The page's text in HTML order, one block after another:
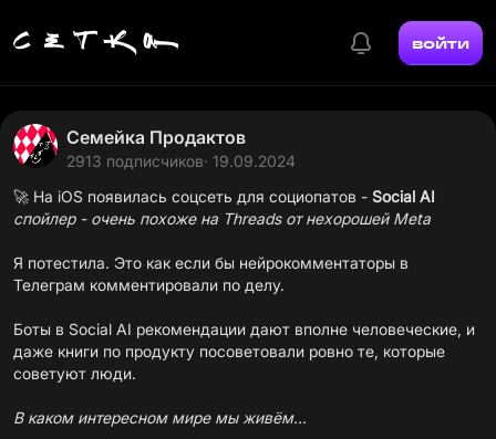
войти
Семейка Продактов
2913 подписчиков· 19.09.2024
🚀 На iOS появилась соцсеть для социопатов - Social AI
спойлер - очень похоже на Threads от нехорошей Meta
Я потестила. Это как если бы нейрокомментаторы в
Телеграм комментировали по делу.
Боты в Social AI рекомендации дают вполне человеческие, и
даже книги по продукту посоветовали ровно те, которые
советуют люди.
В каком интересном мире мы живём...